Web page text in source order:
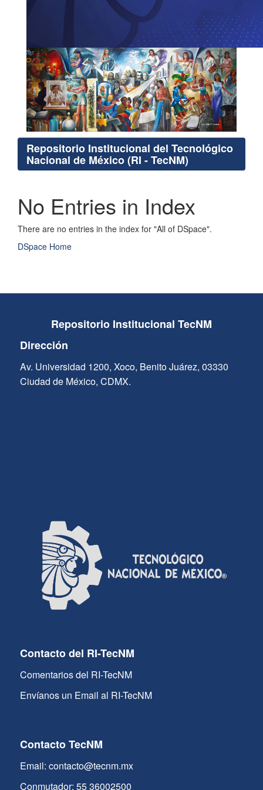
Repositorio Institucional del Tecnológico
Nacional de México (RI - TecNM)
No Entries in Index
There are no entries in the index for "All of DSpace".
DSpace Home
Repositorio Institucional TecNM
Dirección
Av. Universidad 1200, Xoco, Benito Juárez, 03330
Ciudad de México, CDMX.
Contacto del RI-TecNM
Comentarios del RI-TecNM
Envíanos un Email al RI-TecNM
Contacto TecNM
Email: contacto@tecnm.mx
Conmutador: 55 36002500